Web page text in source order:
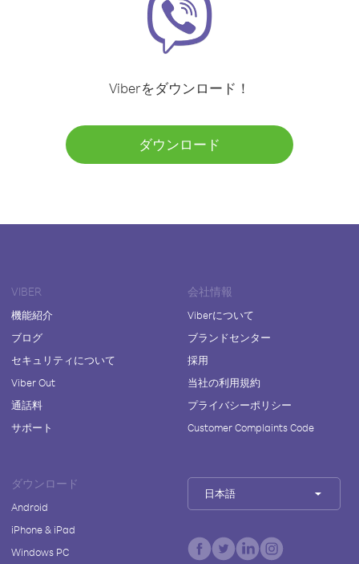
Viberをダウンロード！
ダウンロード
VIBER
機能紹介
ブログ
セキュリティについて
Viber Out
通話料
サポート
会社情報
Viberについて
ブランドセンター
採用
当社の利用規約
プライバシーポリシー
Customer Complaints Code
ダウンロード
Android
iPhone & iPad
Windows PC
日本語